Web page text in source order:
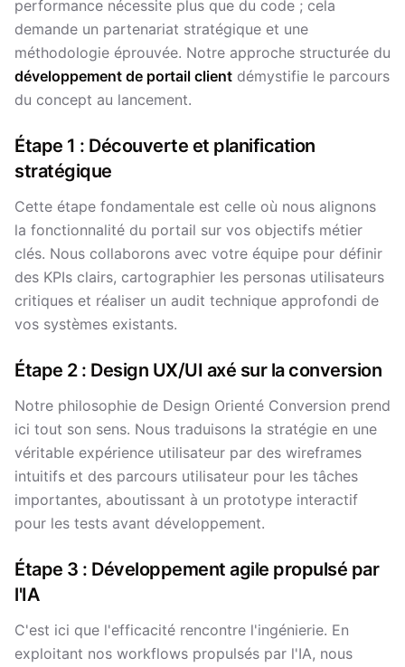
performance nécessite plus que du code ; cela
demande un partenariat stratégique et une
méthodologie éprouvée. Notre approche structurée du
développement de portail client démystifie le parcours
du concept au lancement.
Étape 1 : Découverte et planification
stratégique
Cette étape fondamentale est celle où nous alignons
la fonctionnalité du portail sur vos objectifs métier
clés. Nous collaborons avec votre équipe pour définir
des KPIs clairs, cartographier les personas utilisateurs
critiques et réaliser un audit technique approfondi de
vos systèmes existants.
Étape 2 : Design UX/UI axé sur la conversion
Notre philosophie de Design Orienté Conversion prend
ici tout son sens. Nous traduisons la stratégie en une
véritable expérience utilisateur par des wireframes
intuitifs et des parcours utilisateur pour les tâches
importantes, aboutissant à un prototype interactif
pour les tests avant développement.
Étape 3 : Développement agile propulsé par
l'IA
C'est ici que l'efficacité rencontre l'ingénierie. En
exploitant nos workflows propulsés par l'IA, nous